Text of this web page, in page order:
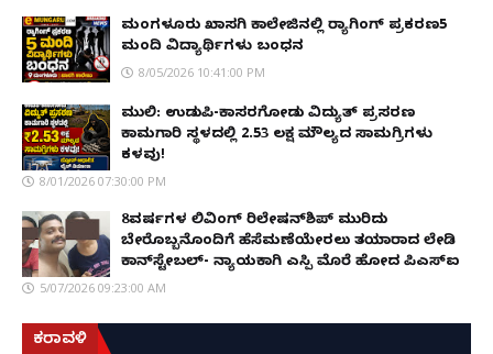
ಮಂಗಳೂರು ಖಾಸಗಿ ಕಾಲೇಜಿನಲ್ಲಿ ರ‌್ಯಾಗಿಂಗ್ ಪ್ರಕರಣ5
ಮಂದಿ ವಿದ್ಯಾರ್ಥಿಗಳು ಬಂಧನ
8/05/2026 10:41:00 PM
ಮುಲ್ಕಿ: ಉಡುಪಿ-ಕಾಸರಗೋಡು ವಿದ್ಯುತ್ ಪ್ರಸರಣ
ಕಾಮಗಾರಿ ಸ್ಥಳದಲ್ಲಿ ₹2.53 ಲಕ್ಷ ಮೌಲ್ಯದ ಸಾಮಗ್ರಿಗಳು
ಕಳವು!
8/01/2026 07:30:00 PM
8ವರ್ಷಗಳ ಲಿವಿಂಗ್‌ ರಿಲೇಷನ್‌ಶಿಪ್ ಮುರಿದು
ಬೇರೊಬ್ಬನೊಂದಿಗೆ ಹೆಸೆಮಣೆಯೇರಲು ತಯಾರಾದ ಲೇಡಿ
ಕಾನ್‌ಸ್ಟೇಬಲ್- ನ್ಯಾಯಕ್ಕಾಗಿ ಎಸ್ಪಿ ಮೊರೆ ಹೋದ ಪಿಎಸ್ಐ
5/07/2026 09:23:00 AM
ಕರಾವಳಿ